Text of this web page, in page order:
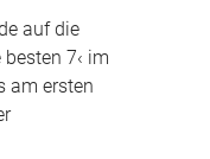
auf die
7‹ im
am ersten